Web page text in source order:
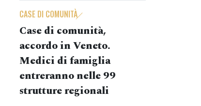
CASE DI COMUNITÀ
Case di comunità,
accordo in Veneto.
Medici di famiglia
entreranno nelle 99
strutture regionali